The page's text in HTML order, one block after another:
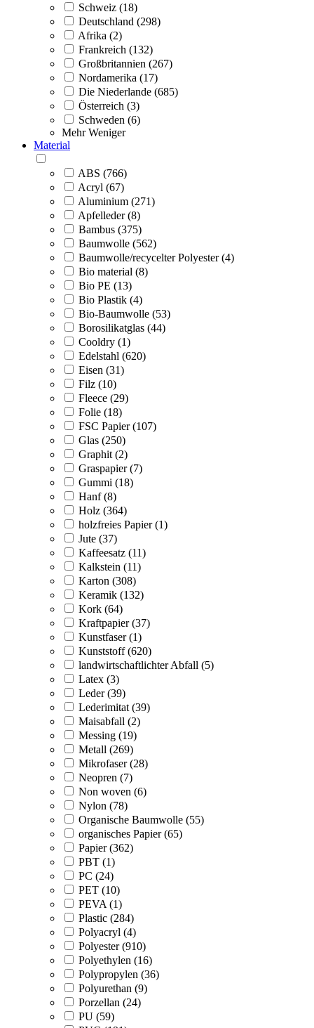
Schweiz (18)
Deutschland (298)
Afrika (2)
Frankreich (132)
Großbritannien (267)
Nordamerika (17)
Die Niederlande (685)
Österreich (3)
Schweden (6)
Mehr Weniger
Material
ABS (766)
Acryl (67)
Aluminium (271)
Apfelleder (8)
Bambus (375)
Baumwolle (562)
Baumwolle/recycelter Polyester (4)
Bio material (8)
Bio PE (13)
Bio Plastik (4)
Bio-Baumwolle (53)
Borosilikatglas (44)
Cooldry (1)
Edelstahl (620)
Eisen (31)
Filz (10)
Fleece (29)
Folie (18)
FSC Papier (107)
Glas (250)
Graphit (2)
Graspapier (7)
Gummi (18)
Hanf (8)
Holz (364)
holzfreies Papier (1)
Jute (37)
Kaffeesatz (11)
Kalkstein (11)
Karton (308)
Keramik (132)
Kork (64)
Kraftpapier (37)
Kunstfaser (1)
Kunststoff (620)
landwirtschaftlichter Abfall (5)
Latex (3)
Leder (39)
Lederimitat (39)
Maisabfall (2)
Messing (19)
Metall (269)
Mikrofaser (28)
Neopren (7)
Non woven (6)
Nylon (78)
Organische Baumwolle (55)
organisches Papier (65)
Papier (362)
PBT (1)
PC (24)
PET (10)
PEVA (1)
Plastic (284)
Polyacryl (4)
Polyester (910)
Polyethylen (16)
Polypropylen (36)
Polyurethan (9)
Porzellan (24)
PU (59)